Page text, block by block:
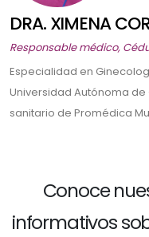
DRA. XIMENA
Responsable médico,
Especialidad en
Universidad Autónoma
sanitario de Promédica
Conoce
informativos